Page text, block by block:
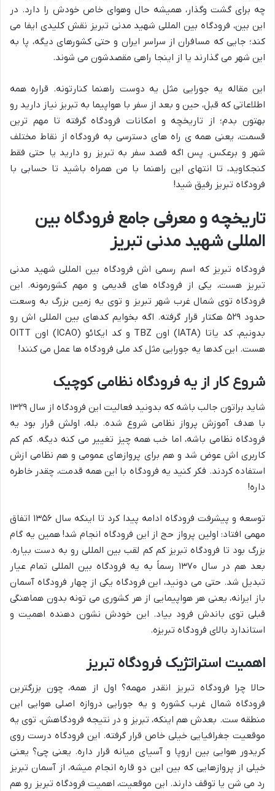
چه برای گشت وگذار، همیشه حال وهوای خاص خودش را دارد. در
این بین، فرودگاه بین المللی شهید مدنی تبریز نقش کلیدی ایفا می
کند؛ جایی که مسافران از سراسر ایران و حتی کشورهای دیگه، پا به
این شهر می گذارند یا از اینجا راهی مقصدشون می شوند.
این مقاله یه جورایی مثل یه دوست راهنما کنارتونه. قراره همه
اطلاعاتی که قبل، حین و بعد از سفر با هواپیما به تبریز نیاز دارید رو
بهتون بدم؛ از تاریخچه و امکانات فرودگاه گرفته تا مهم ترین
قسمت، یعنی همه ی راه های دسترسی به فرودگاه از نقاط مختلف
شهر و برعکس. پس اگه قصد سفر به تبریز رو دارید یا حتی فقط
کنجکاوید، تا انتهای این راهنما با من همراه باشید تا حسابی با
فرودگاه تبریز رفیق شید!
تاریخچه و معرفی جامع فرودگاه بین
المللی شهید مدنی تبریز
فرودگاه تبریز که اسم رسمی اش فرودگاه بین المللی شهید مدنی
تبریز هست، یکی از فرودگاه های قدیمی و مهم کشورمونه. این
فرودگاه توی شمال غرب شهر تبریز و توی یه زمین بزرگ به وسعت
حدود ۵۲۹ هکتار قرار گرفته. اگه بخوایم کدهای بین المللی اش رو
بدونیم، کد یاتا (IATA) اون TBZ و کد ایکائو (ICAO) اون OITT
هست. این کدها یه جورایی مثل کد ملی فرودگاه ها عمل می کنند!
شروع کار از یه فرودگاه نظامی کوچیک
شاید براتون جالب باشه که بدونید فعالیت این فرودگاه از سال ۱۳۲۹
با هدف آموزش پرواز نظامی شروع شده. بله، اولش قرار بود یه
فرودگاه نظامی باشه، اما خب همه چیز تغییر می کنه دیگه. کم کم
کاربری اش عوض شد و هم برای پروازهای عمومی و هم نظامی ازش
استفاده کردند. فکر کنید یه فرودگاه با این همه قدمت، چقدر خاطره
داره!
توسعه و پیشرفت فرودگاه ادامه پیدا کرد تا اینکه سال ۱۳۵۶ اتفاق
مهمی افتاد: اولین پرواز حج از این فرودگاه انجام شد! همین یه گام
بزرگ بود تا فرودگاه تبریز کم کم لقب بین المللی رو به دست بیاره.
بعد هم در سال ۱۳۷۰ رسماً به یه فرودگاه بین المللی تمام عیار
تبدیل شد. حتی می دونید، این فرودگاه یکی از چهار فرودگاه آسمان
باز ایرانه، یعنی هر هواپیمایی از هر کشوری می تونه بدون هماهنگی
قبلی توی باندش فرود بیاد. این خودش نشون دهنده اهمیت و
استاندارد بالای فرودگاه تبریزه.
اهمیت استراتژیک فرودگاه تبریز
حالا چرا فرودگاه تبریز انقدر مهمه؟ اول از همه، چون بزرگترین
فرودگاه شمال غرب کشوره و یه جورایی دروازه اصلی هوایی این
منطقه ست. بعدش هم اینکه، تبریز و در نتیجه فرودگاهش، توی یه
موقعیت جغرافیایی خیلی خاص قرار گرفته. این فرودگاه درست روی
کریدور هوایی بین اروپا و آسیای میانه قرار داره. یعنی چی؟ یعنی
خیلی از پروازهایی که بین این دو قاره انجام میشه، از آسمان تبریز
رد می شن یا توقف دارند. این موقعیت، اهمیت فرودگاه تبریز رو هم